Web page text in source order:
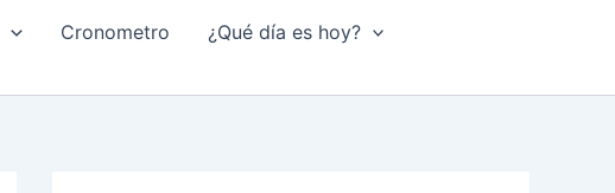
Cronometro
¿Qué día es hoy?